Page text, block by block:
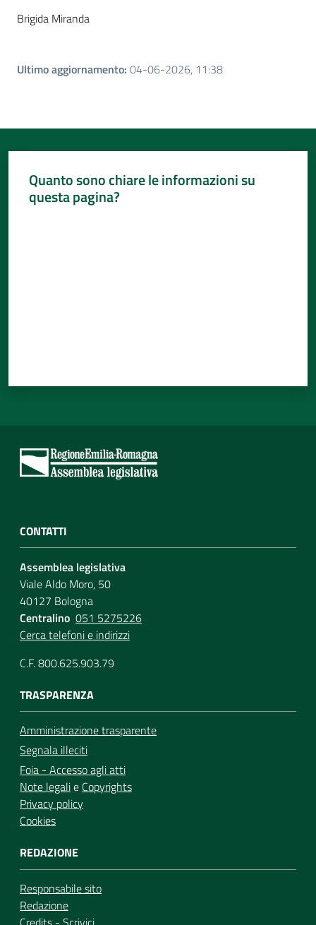
Brigida Miranda
Ultimo aggiornamento: 04-06-2026, 11:38
Quanto sono chiare le informazioni su
questa pagina?
CONTATTI
Assemblea legislativa
Viale Aldo Moro, 50
40127 Bologna
Centralino 051 5275226
Cerca telefoni e indirizzi
C.F. 800.625.903.79
TRASPARENZA
Amministrazione trasparente
Segnala illeciti
Foia - Accesso agli atti
Note legalie Copyrights
Privacy policy
Cookies
REDAZIONE
Responsabile sito
Redazione